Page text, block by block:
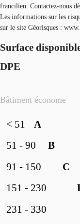
francilien. Contactez-nous
Les informations sur les
sur le site Géorisques :
Surface
DPE
Bâtiment économe
A
< 51
B
51 - 90
C
91 - 150
151 - 230
231 - 330